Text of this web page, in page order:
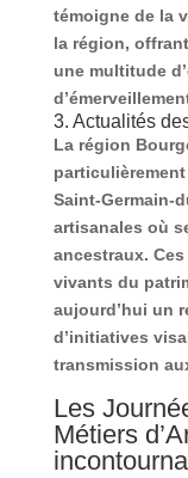
témoigne de la
la région,
une multitude
3. Actualités
La région
Saint-Germain-
artisanales où
ancestraux.
vivants du
aujourd’hui un
d’initiatives
transmission
Les
Métiers